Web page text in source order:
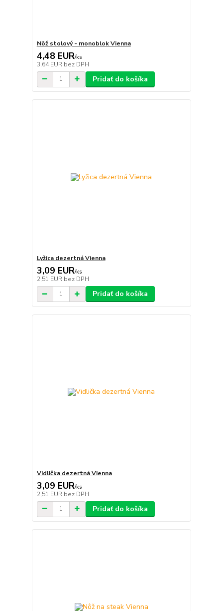
Nôž stolový - monoblok Vienna
4,48 EUR/ks
3,64 EUR bez DPH
Pridať do košíka
Lyžica dezertná Vienna
3,09 EUR/ks
2,51 EUR bez DPH
Pridať do košíka
Vidlička dezertná Vienna
3,09 EUR/ks
2,51 EUR bez DPH
Pridať do košíka